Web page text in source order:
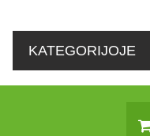
KATEGORIJOJE